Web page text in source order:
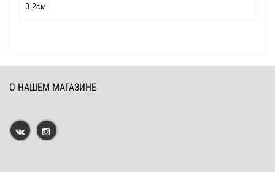
3,2см
О НАШЕМ МАГАЗИНЕ